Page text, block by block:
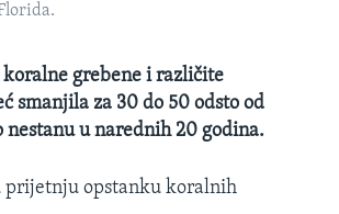
grebene i različite
smanjila za 30 do 50 odsto od
nestanu u narednih 20 godina.
prijetnju opstanku koralnih